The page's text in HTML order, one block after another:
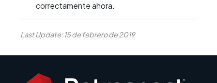
correctamente ahora.
Last Update: 15 de febrero de 2019